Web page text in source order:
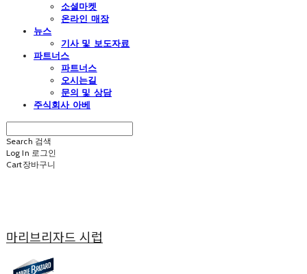
소셜마켓
온라인 매장
뉴스
기사 및 보도자료
파트너스
파트너스
오시는길
문의 및 상담
주식회사 아베
Search 검색
Log In 로그인
Cart장바구니
마리브리자드 시럽